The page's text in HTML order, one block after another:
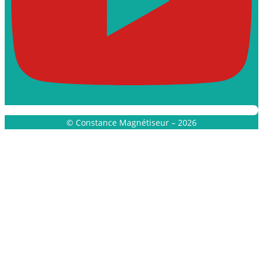
© Constance Magnétiseur – 2026